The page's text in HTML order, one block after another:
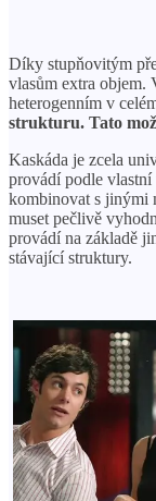
Díky stupňovitým
vlasům extra objem.
heterogenním v
strukturu. Tato
Kaskáda je zcela
provádí podle
kombinovat s jinými
muset pečlivě
provádí na základě
stávající struktury.